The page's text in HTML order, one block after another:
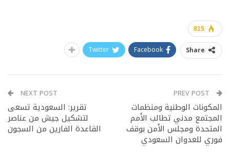
815
Share
Facebook
Twitter
المكونات الوطنية ومنظمات
المجتمع مدني تطالب الأمم
المتحدة ومجلس الأمن بوقف
فوري للعدوان السعودي
NEXT POST
تقرير: السعودية تسعى
لتشكيل جيش من عناصر
القاعدة الفارين من السجون